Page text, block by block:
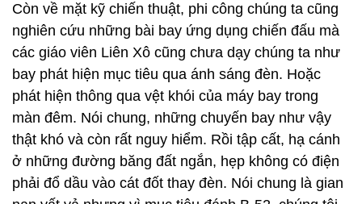
Còn về mặt kỹ chiến thuật, phi công chúng ta cũng
nghiên cứu những bài bay ứng dụng chiến đấu mà
các giáo viên Liên Xô cũng chưa dạy chúng ta như
bay phát hiện mục tiêu qua ánh sáng đèn. Hoặc
phát hiện thông qua vệt khói của máy bay trong
màn đêm. Nói chung, những chuyến bay như vậy
thật khó và còn rất nguy hiểm. Rồi tập cất, hạ cánh
ở những đường băng đất ngắn, hẹp không có điện
phải đổ dầu vào cát đốt thay đèn. Nói chung là gian